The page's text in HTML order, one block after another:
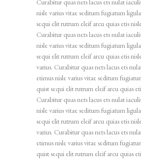
Curabitur quas nets lacus ets nulat
nisle varius vitae seditum fugiatum
sequi elit rutrum eleif arcu quias etis
Curabitur quas nets lacus ets nulat
nisle varius vitae seditum fugiatum
sequi elit rutrum eleif arcu quias etis nisle
varius. Curabitur quas nets lacus ets
etimus nisle varius vitae seditum
quist sequi elit rutrum eleif arcu quias
Curabitur quas nets lacus ets nulat
nisle varius vitae seditum fugiatum
sequi elit rutrum eleif arcu quias etis nisle
varius. Curabitur quas nets lacus ets
etimus nisle varius vitae seditum
quist sequi elit rutrum eleif arcu quias